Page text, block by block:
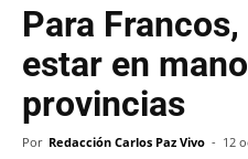
Para
estar en
provincias
Por Redacción Carlos Paz Vivo - 12